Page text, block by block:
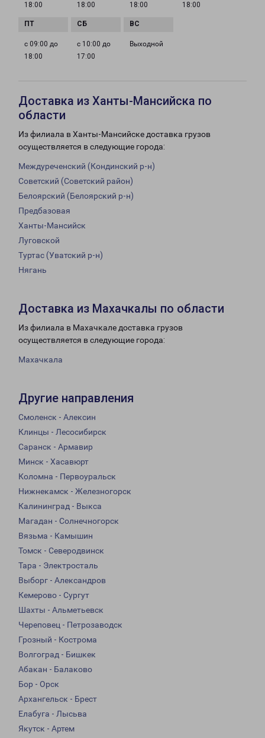
18:00
18:00
18:00
18:00
с 09:00 до
18:00
с 10:00 до
17:00
Выходной
Доставка из Ханты-Мансийска по
области
Из филиала в Ханты-Мансийске доставка грузов
осуществляется в следующие города:
Междуреченский (Кондинский р-н)
Советский (Советский район)
Белоярский (Белоярский р-н)
Предбазовая
Ханты-Мансийск
Луговской
Туртас (Уватский р-н)
Нягань
Доставка из Махачкалы по области
Из филиала в Махачкале доставка грузов
осуществляется в следующие города:
Махачкала
Другие направления
Смоленск - Алексин
Клинцы - Лесосибирск
Саранск - Армавир
Минск - Хасавюрт
Коломна - Первоуральск
Нижнекамск - Железногорск
Калининград - Выкса
Магадан - Солнечногорск
Вязьма - Камышин
Томск - Северодвинск
Тара - Электросталь
Выборг - Александров
Кемерово - Сургут
Шахты - Альметьевск
Череповец - Петрозаводск
Грозный - Кострома
Волгоград - Бишкек
Абакан - Балаково
Бор - Орск
Архангельск - Брест
Елабуга - Лысьва
Якутск - Артем